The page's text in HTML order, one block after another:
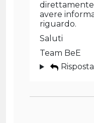
avere
riguardo.
Saluti
Team BeE
Risposta